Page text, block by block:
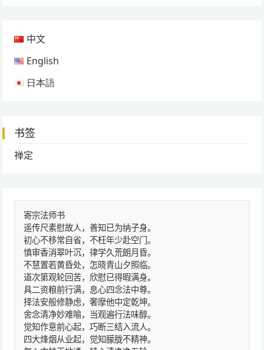
中文
English
日本語
书签
禅定
寄宗法师书
遥传尺素慰故人，善知已为纳子身。
初心不移常自省，不枉年少赴空门。
慎审香消翠叶沉，律学久荒朗月昏。
不慧置若黄昏处，怎晓青山夕照临。
道次第观轮回苦，欣慰已得暇满身。
具二资粮前行满，息心四念法中尊。
择法安般修静虑，奢摩他中定乾坤。
舍念清净妙难喻，当观遍行法味醇。
觉知作意前心起，巧断三结入流人。
四大烽烟从业起，觉知朦胧不精神。